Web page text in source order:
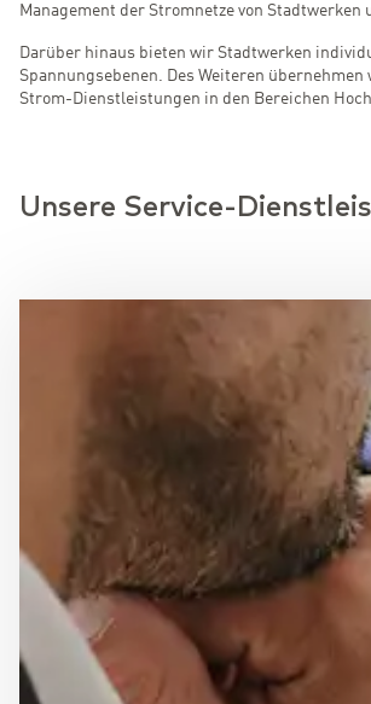
Management der Stromnetze von
Darüber hinaus bieten wir Stadtwerken
Spannungsebenen. Des Weiteren
Strom-Dienstleistungen in den Bereichen
Unsere Service-